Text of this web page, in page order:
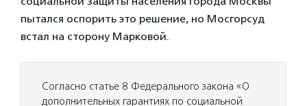
пытался оспорить это решение, но Мосгорсуд
встал на сторону Марковой.
Согласно статье 8 Федерального закона «О
дополнительных гарантиях по социальной